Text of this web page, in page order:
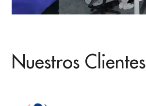
Nuestros Clientes